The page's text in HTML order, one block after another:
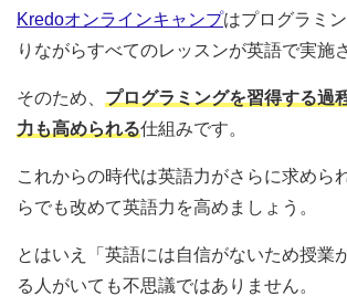
Kredoオンラインキャンプはプログラミ
りながらすべてのレッスンが英語で実施
そのため、 プログラミングを習得する過
力も高められる仕組みです。
これからの時代は英語力がさらに求めら
らでも改めて英語力を高めましょう。
とはいえ「英語には自信がないため授業
る人がいても不思議ではありません。